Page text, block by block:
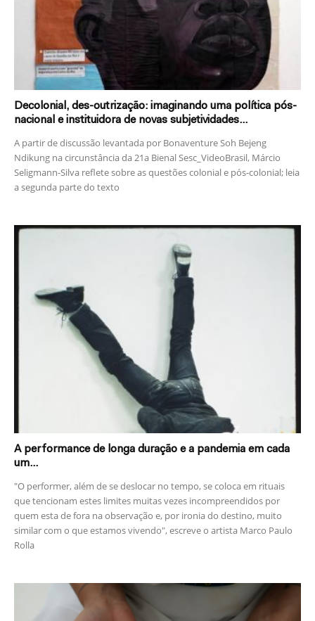
Decolonial, des-outrização: imaginando uma política pós-
nacional e instituidora de novas subjetividades...
A partir de discussão levantada por Bonaventure Soh Bejeng
Ndikung na circunstância da 21a Bienal Sesc_VideoBrasil, Márcio
Seligmann-Silva reflete sobre as questões colonial e pós-colonial; leia
a segunda parte do texto
A performance de longa duração e a pandemia em cada
um...
"O performer, além de se deslocar no tempo, se coloca em rituais
que tencionam estes limites muitas vezes incompreendidos por
quem esta de fora na observação e, por ironia do destino, muito
similar com o que estamos vivendo", escreve o artista Marco Paulo
Rolla